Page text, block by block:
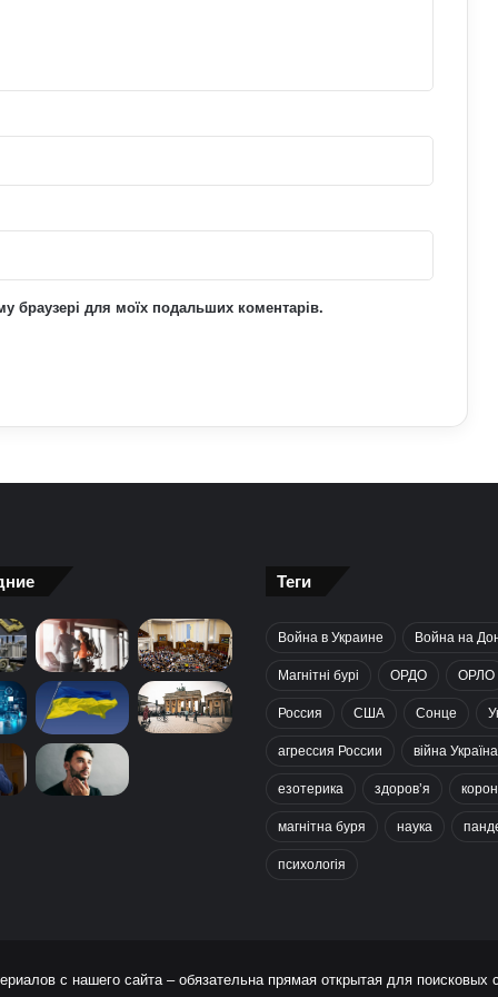
браузері для моїх подальших коментарів.
Теги
Война в Украине Война на
Магнітні бурі ОРДО ОРЛО
Россия США Сонце
агрессия России війна Україна
езотерика здоров’я
магнітна буря наука
психологія
с нашего сайта – обязательна прямая открытая для поисковых